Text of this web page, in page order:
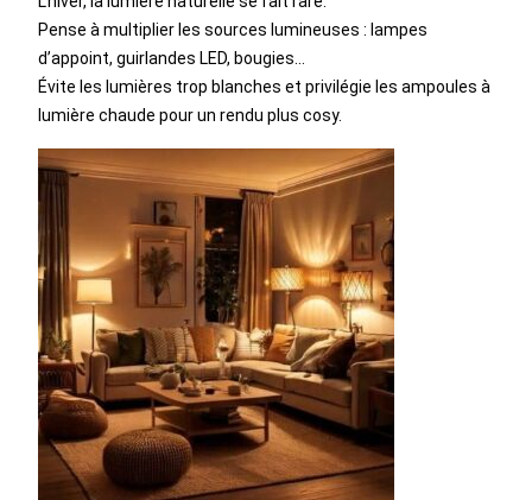
Pense à multiplier les sources lumineuses : lampes
d’appoint, guirlandes LED, bougies…
Évite les lumières trop blanches et privilégie les ampoules à
lumière chaude pour un rendu plus cosy.